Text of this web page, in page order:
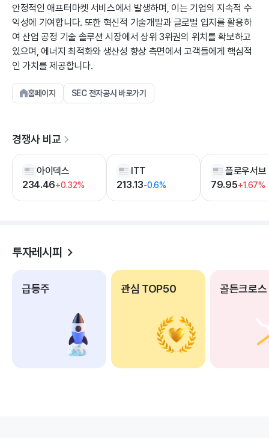
안정적인 애프터마켓 서비스에서 발생하며, 이는 기업의 지속적 수
익성에 기여합니다. 또한 혁신적 기술개발과 글로벌 입지를 활용하
여 산업 공정 기술 솔루션 시장에서 상위 3위권의 위치를 확보하고
있으며, 에너지 최적화와 생산성 향상 측면에서 고객들에게 핵심적
인 가치를 제공합니다.
홈페이지 SEC 전자공시 바로가기
경쟁사 비교
아이덱스
234.46+0.32%
ITT
213.13-0.6%
플로우서브
79.95+1.67%
투자레시피
급등주 관심 TOP50 골든크로스